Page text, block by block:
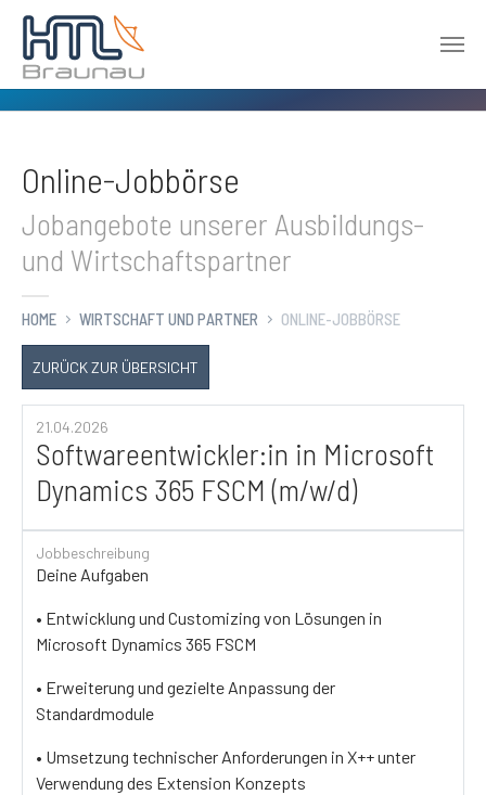
Online-Jobbörse
Jobangebote unserer Ausbildungs-
und Wirtschaftspartner
HOME WIRTSCHAFT UND PARTNER ONLINE-JOBBÖRSE
ZURÜCK ZUR ÜBERSICHT
21.04.2026
Softwareentwickler:in in Microsoft
Dynamics 365 FSCM (m/w/d)
Jobbeschreibung
Deine Aufgaben
• Entwicklung und Customizing von Lösungen in
Microsoft Dynamics 365 FSCM
• Erweiterung und gezielte Anpassung der
Standardmodule
• Umsetzung technischer Anforderungen in X++ unter
Verwendung des Extension Konzepts